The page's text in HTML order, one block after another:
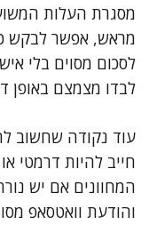
מסגרת העלות
מראש, אפשר לבקש
לסכום מסוים בלי
לבדו מצמצם באופן
עוד נקודה שחשוב
חייב להיות דרמטי
המחוונים אם יש
והודעת וואטסאפ